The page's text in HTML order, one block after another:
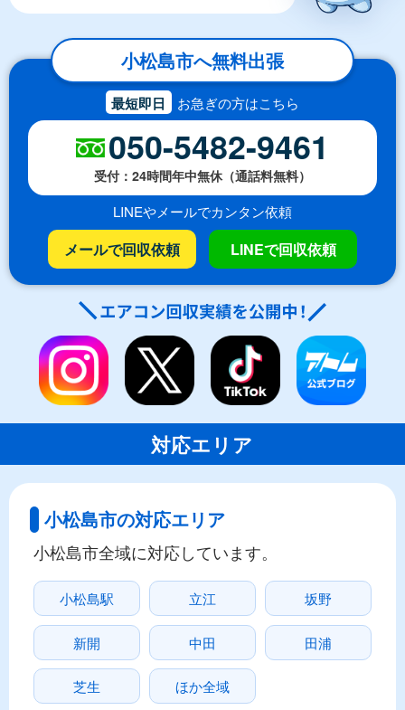
小松島市へ無料出張
最短即日 お急ぎの方はこちら
050-5482-9461
受付：24時間年中無休（通話料無料）
LINEやメールでカンタン依頼
メールで回収依頼 LINEで回収依頼
対応エリア
小松島市の対応エリア
小松島市全域に対応しています。
小松島駅 立江 坂野
新開 中田 田浦
芝生 ほか全域